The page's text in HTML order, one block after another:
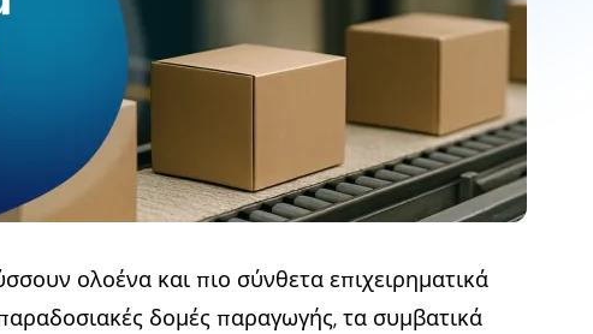
ολοένα και πιο σύνθετα επιχειρηματικά
δομές παραγωγής, τα συμβατικά